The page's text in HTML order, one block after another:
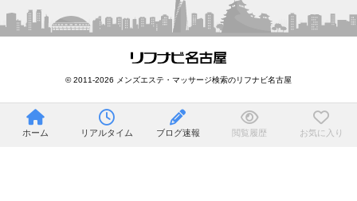
© 2011-2026 メンズエステ・マッサージ検索のリフナビ名古屋
ホーム リアルタイム ブログ速報 閲覧履歴 お気に入り